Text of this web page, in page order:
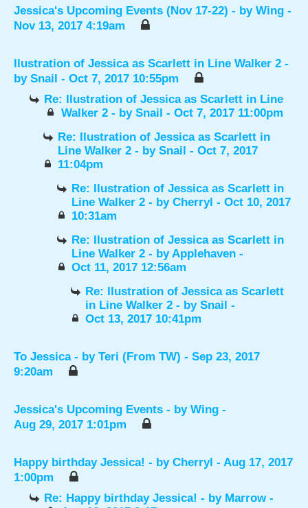
Jessica's Upcoming Events (Nov 17-22) - by Wing -
Nov 13, 2017 4:19am
Ilustration of Jessica as Scarlett in Line Walker 2 -
by Snail - Oct 7, 2017 10:55pm
Re: Ilustration of Jessica as Scarlett in Line
Walker 2 - by Snail - Oct 7, 2017 11:00pm
Re: Ilustration of Jessica as Scarlett in
Line Walker 2 - bySnail - Oct 7, 2017
11:04pm
Re: Ilustration of Jessica as Scarlett in
Line Walker 2 - byCherryl - Oct 10, 2017
10:31am
Re: Ilustration of Jessica as Scarlett in
Line Walker 2 - byApplehaven -
Oct 11, 2017 12:56am
Re: Ilustration of Jessica as Scarlett
in Line Walker 2 - bySnail -
Oct 13, 2017 10:41pm
To Jessica - by Teri (From TW) - Sep 23, 2017
9:20am
Jessica's Upcoming Events - by Wing -
Aug 29, 2017 1:01pm
Happy birthday Jessica! - by Cherryl - Aug 17, 2017
1:00pm
Re: Happy birthday Jessica! - by Marrow-